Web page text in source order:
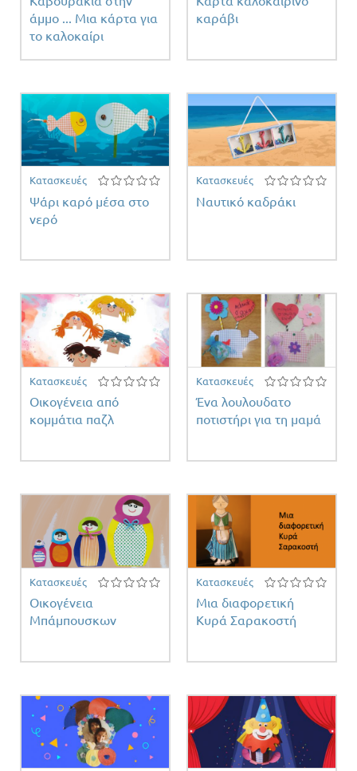
άμμο ... Μια κάρτα για
το καλοκαίρι
καράβι
Κατασκευές
Ψάρι καρό μέσα στο
νερό
Κατασκευές
Ναυτικό καδράκι
Κατασκευές
Οικογένεια από
κομμάτια παζλ
Κατασκευές
Ένα λουλουδατο
ποτιστήρι για τη μαμά
Κατασκευές
Οικογένεια
Μπάμπουσκων
Κατασκευές
Μια διαφορετική
Κυρά Σαρακοστή